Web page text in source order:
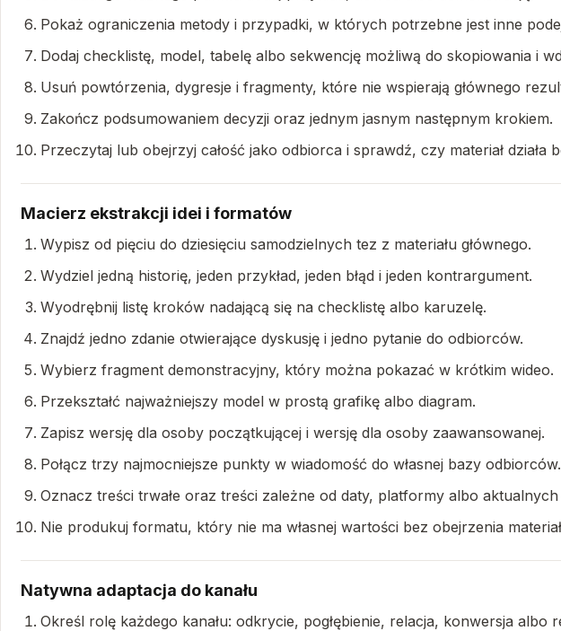
Pokaż ograniczenia metody i przypadki, w których potrzebne jest inne
Dodaj checklistę, model, tabelę albo sekwencję możliwą do skopiowania i
Usuń powtórzenia, dygresje i fragmenty, które nie wspierają głównego
Zakończ podsumowaniem decyzji oraz jednym jasnym następnym krokiem.
Przeczytaj lub obejrzyj całość jako odbiorca i sprawdź, czy materiał działa
Macierz ekstrakcji idei i formatów
Wypisz od pięciu do dziesięciu samodzielnych tez z materiału głównego.
Wydziel jedną historię, jeden przykład, jeden błąd i jeden kontrargument.
Wyodrębnij listę kroków nadającą się na checklistę albo karuzelę.
Znajdź jedno zdanie otwierające dyskusję i jedno pytanie do odbiorców.
Wybierz fragment demonstracyjny, który można pokazać w krótkim wideo.
Przekształć najważniejszy model w prostą grafikę albo diagram.
Zapisz wersję dla osoby początkującej i wersję dla osoby zaawansowanej.
Połącz trzy najmocniejsze punkty w wiadomość do własnej bazy odbiorców.
Oznacz treści trwałe oraz treści zależne od daty, platformy albo
Nie produkuj formatu, który nie ma własnej wartości bez obejrzenia
Natywna adaptacja do kanału
Określ rolę każdego kanału: odkrycie, pogłębienie, relacja, konwersja albo